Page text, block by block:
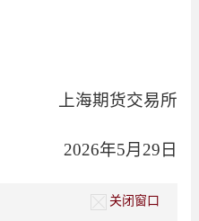
上海期货交易所
2026年5月29日
关闭窗口